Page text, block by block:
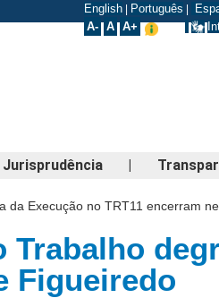
English Português
A- A A+
Jurisprudência |
da Execução no TRT11 encerram
Trabalho
Figueiredo